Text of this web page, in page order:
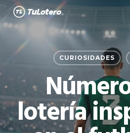
Skip
to
content
CURIOSIDADES
lotería